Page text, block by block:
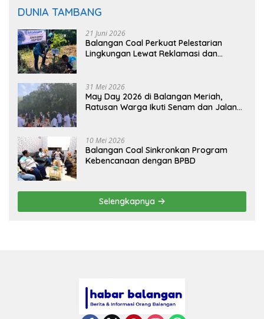
DUNIA TAMBANG
21 Juni 2026
Balangan Coal Perkuat Pelestarian
Lingkungan Lewat Reklamasi dan
31 Mei 2026
May Day 2026 di Balangan Meriah,
Ratusan Warga Ikuti Senam dan Jalan
10 Mei 2026
Balangan Coal Sinkronkan Program
Kebencanaan dengan BPBD
Selengkapnya